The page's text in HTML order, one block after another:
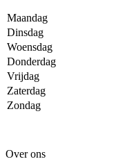
Maandag
Dinsdag
Woensdag
Donderdag
Vrijdag
Zaterdag
Zondag
Over ons